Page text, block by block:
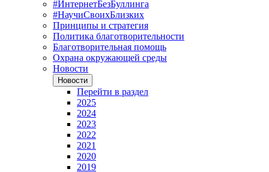
#ИнтернетБезБуллинга
#НаучиСвоихБлизких
Принципы и стратегия
Политика благотворительности
Благотворительная помощь
Охрана окружающей среды
Новости
Новости
Перейти в раздел
2025
2024
2023
2022
2021
2020
2019